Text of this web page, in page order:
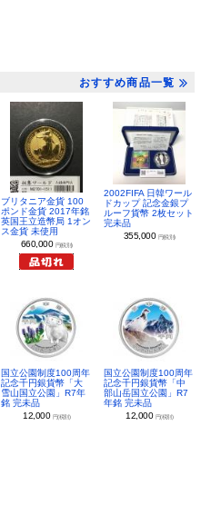
おすすめ商品一覧
ブリタニア金貨 100
ポンド金貨 2017年銘
英国王立造幣局 1オン
ス金貨 未使用
660,000 円(税別)
2002FIFA 日韓ワール
ドカップ 記念金銀プ
ルーフ貨幣 2枚セット
完未品
355,000 円(税別)
国立公園制度100周年
記念千円銀貨幣「大
雪山国立公園」R7年
銘 完未品
12,000 円(税別)
国立公園制度100周年
記念千円銀貨幣「中
部山岳国立公園」R7
年銘 完未品
12,000 円(税別)